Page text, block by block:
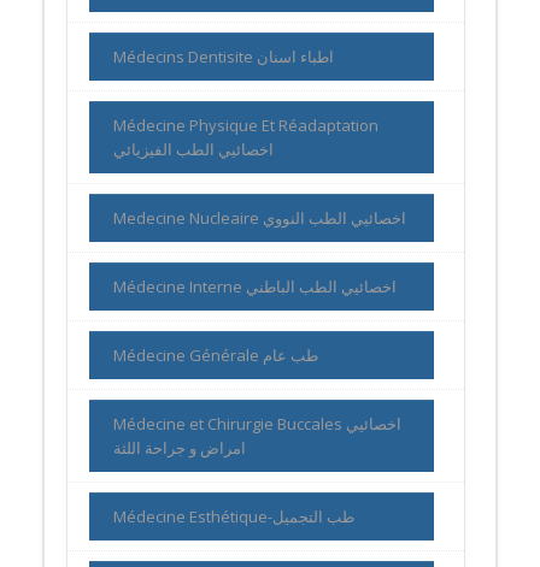
Médecins Dentisite اطباء اسنان
Médecine Physique Et Réadaptation
اخصائيي الطب الفيزيائي
Medecine Nucleaire اخصائيي الطب النووي
Médecine Interne اخصائيي الطب الباطني
Médecine Générale طب عام
Médecine et Chirurgie Buccales اخصائيي
امراض و جراحة اللثة
Médecine Esthétique-طب التجميل